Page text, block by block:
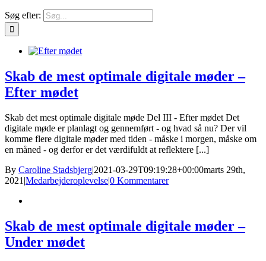
Søg efter:
Skab de mest optimale digitale møder –
Efter mødet
Skab det mest optimale digitale møde Del III - Efter mødet Det
digitale møde er planlagt og gennemført - og hvad så nu? Der vil
komme flere digitale møder med tiden - måske i morgen, måske om
en måned - og derfor er det værdifuldt at reflektere [...]
By Caroline Stadsbjerg|2021-03-29T09:19:28+00:00marts 29th,
2021 |Medarbejderoplevelse|0 Kommentarer
Skab de mest optimale digitale møder –
Under mødet